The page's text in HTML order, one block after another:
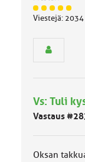
J
ä
m
ä
k
Viestejä: 2034
Vs: Tuli
Vastaus
Oksan